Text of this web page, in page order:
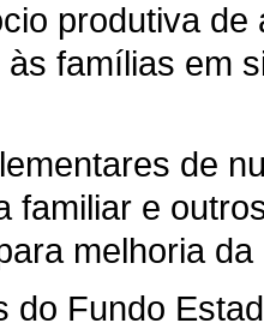
produtiva
famílias em
de
familiar e
melhoria
do Fundo